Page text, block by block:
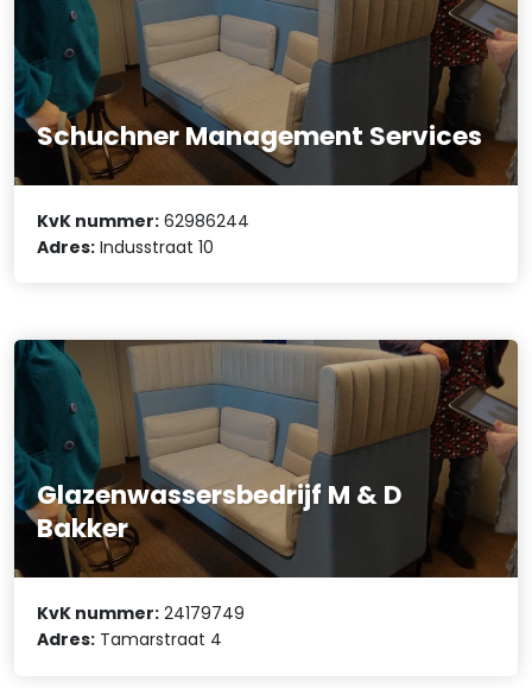
Schuchner Management Services
KvK nummer: 62986244
Adres: Indusstraat 10
Glazenwassersbedrijf M & D
Bakker
KvK nummer: 24179749
Adres: Tamarstraat 4